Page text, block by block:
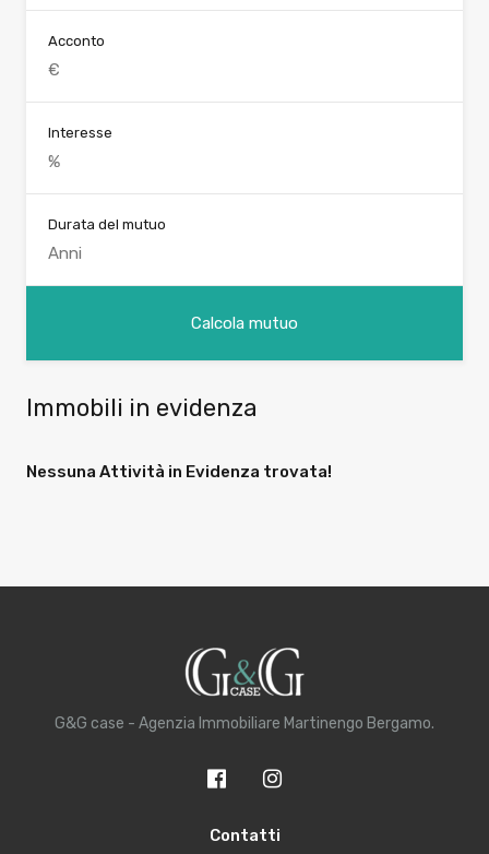
Acconto
Interesse
Durata del mutuo
Immobili in evidenza
Nessuna Attività in Evidenza trovata!
G&G case - Agenzia Immobiliare Martinengo Bergamo.
Contatti